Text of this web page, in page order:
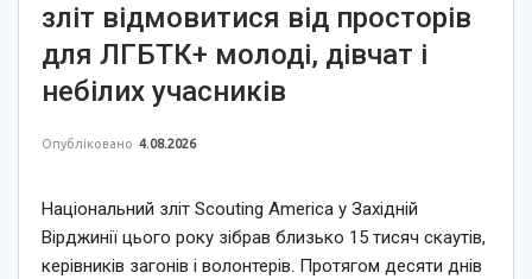
зліт відмовитися від просторів
для ЛГБТК+ молоді, дівчат і
небілих учасників
Опубліковано 4.08.2026
Національний зліт Scouting America у Західній
Вірджинії цього року зібрав близько 15 тисяч скаутів,
керівників загонів і волонтерів. Протягом десяти днів